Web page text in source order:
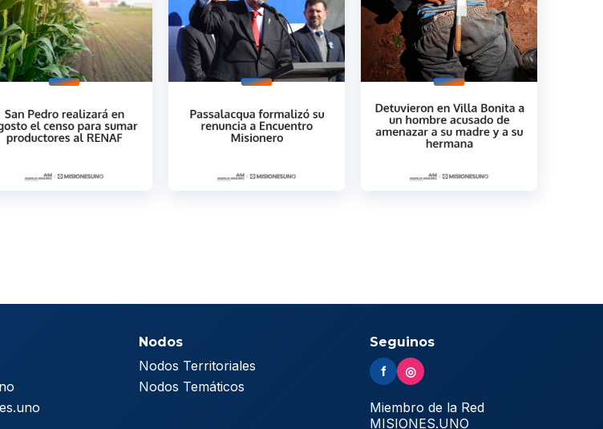
Nodos
Nodos Territoriales
Nodos Temáticos
Seguinos
f ◎
Miembro de la Red
MISIONES.UNO